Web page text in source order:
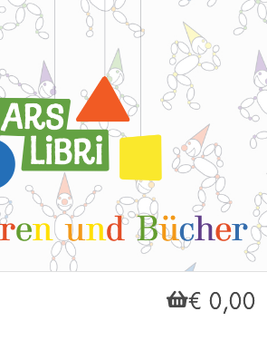
€ 0,00